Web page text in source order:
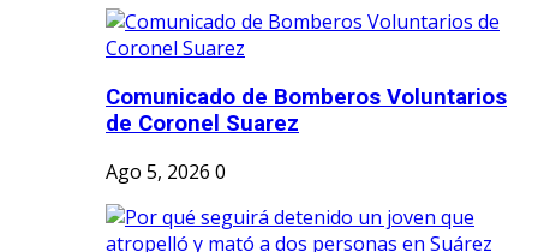
Comunicado de Bomberos Voluntarios
de Coronel Suarez
Ago 5, 2026 0